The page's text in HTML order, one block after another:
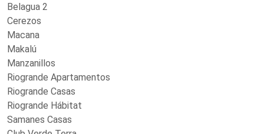
Belagua 2
Cerezos
Macana
Makalú
Manzanillos
Riogrande Apartamentos
Riogrande Casas
Riogrande Hábitat
Samanes Casas